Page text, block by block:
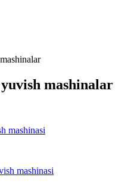
mashinalar
mashinasi
mashinasi